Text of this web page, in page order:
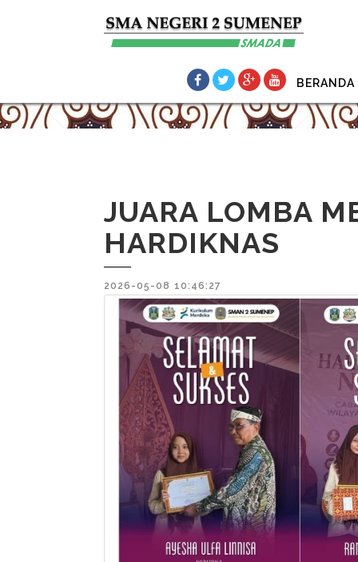
BERANDA
JUARA LOMBA
HARDIKNAS
2026-05-08 10:46:27